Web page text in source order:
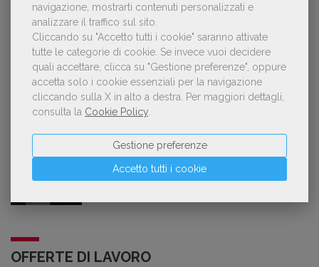
navigazione, mostrarti contenuti personalizzati e
analizzare il traffico sul sito.
Cliccando su "Accetto tutti i cookie" saranno attivate
tutte le categorie di cookie. Se invece vuoi decidere
quali accettare, clicca su "Gestione preferenze", oppure
accetta solo i cookie essenziali per la navigazione
cliccando sulla X in alto a destra. Per maggiori dettagli,
consulta la Cookie Policy
Accetto tutti i cookie
Gestione preferenze
Laura Ballestra confermata presidente
dell’Associazione Italiana Biblioteche
GDL TV
Lorenzo Armando (gruppo Piccoli editori
AIE): «Lavoriamo per tutelare chi, anche
su piccola scala, opera con un vero
OFFERTE DI LAVORO